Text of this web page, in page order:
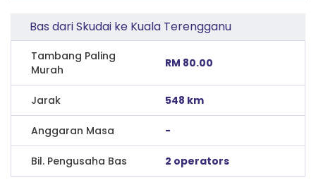
Bas dari Skudai ke Kuala Terengganu
Tambang Paling
Murah
RM 80.00
Jarak 548 km
Anggaran Masa -
Bil. Pengusaha Bas 2 operators